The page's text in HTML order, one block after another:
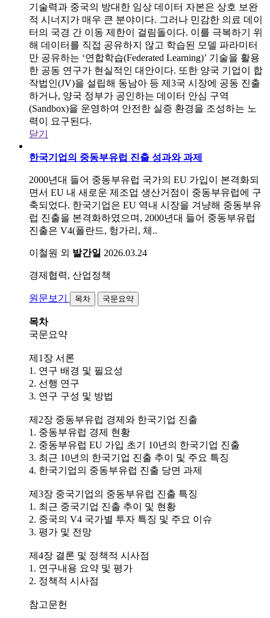
기술력과 중국의 방대한 임상 데이터 자본은 상호 보완
적 시너지가 매우 큰 분야이다. 그러나 민감한 의료 데이
터의 국경 간 이동 제한이 걸림돌이다. 이를 극복하기 위
해 데이터를 직접 공유하지 않고 학습된 모델 파라미터
만 공유하는 ‘연합학습(Federated Learning)’ 기술을 활용
한 공동 연구가 현실적인 대안이다. 또한 양국 기업이 합
작법인(JV)을 설립해 동남아 등 제3국 시장에 공동 진출
하거나, 양국 정부가 공인하는 데이터 안심 구역
(Sandbox)을 운영하여 안전한 실증 환경을 조성하는 노
력이 요구된다.
닫기
한국기업의 중동부유럽 진출 성과와 과제
2000년대 들어 중동부유럽 국가의 EU 가입이 본격화되
면서 EU 내 새로운 제조업 생산거점이 중동부유럽에 구
축되었다. 한국기업은 EU 역내 시장을 겨냥해 중동부유
럽 진출을 본격화하였으며, 2000년대 들어 중동부유럽
진출은 V4(폴란드, 헝가리, 체..
이철원 외 발간일 2026.03.24
경제협력, 산업정책
원문보기 목차 국문요약
목차
국문요약
제1장 서론
1. 연구 배경 및 필요성
2. 선행 연구
3. 연구 구성 및 방법
제2장 중동부유럽 경제와 한국기업 진출
1. 중동부유럽 경제 현황
2. 중동부유럽 EU 가입 초기 10년의 한국기업 진출
3. 최근 10년의 한국기업 진출 추이 및 주요 특징
4. 한국기업의 중동부유럽 진출 당면 과제
제3장 중국기업의 중동부유럽 진출 특징
1. 최근 중국기업 진출 추이 및 현황
2. 중국의 V4 국가별 투자 특징 및 주요 이슈
3. 평가 및 전망
제4장 결론 및 정책적 시사점
1. 연구내용 요약 및 평가
2. 정책적 시사점
참고문헌